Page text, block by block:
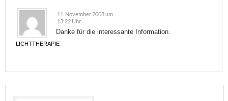
LICHTTHERAPIE
11. November 2008 um
13:22 Uhr
Danke für die interessante Information.